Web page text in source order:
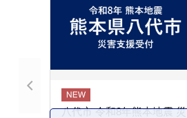
八代市 令和8年熊本地震 災